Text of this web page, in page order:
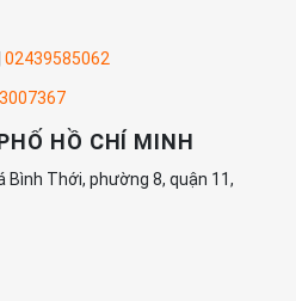
02439585062
HỒ CHÍ MINH
Thới, phường 8, quận 11,